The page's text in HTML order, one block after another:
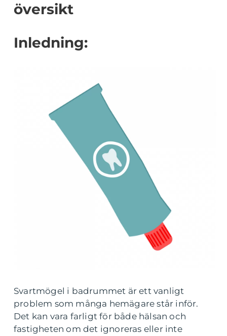
översikt
Inledning:
Svartmögel i badrummet är ett vanligt
problem som många hemägare står inför.
Det kan vara farligt för både hälsan och
fastigheten om det ignoreras eller inte